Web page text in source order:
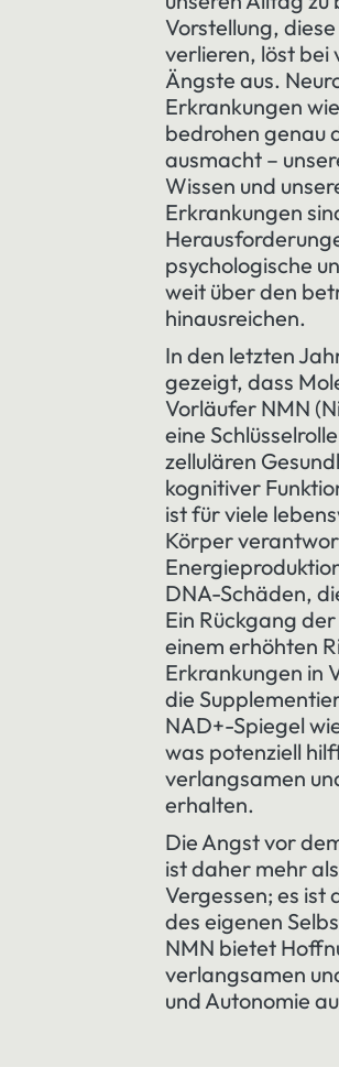
Vorstellung,
verlieren, löst bei
Ängste aus.
Erkrankungen
bedrohen genau
ausmacht –
Wissen und
Erkrankungen
psychologische
weit über den
hinausreichen.
In den letzten
gezeigt, dass
Vorläufer NMN
eine
zellulären
kognitiver
ist für viele
Körper
DNA-Schäden,
Ein Rückgang
einem erhöhten
Erkrankungen in
die
NAD+-Spiegel
was potenziell
verlangsamen
erhalten.
Die Angst vor
ist daher mehr
Vergessen; es ist
des eigenen
NMN bietet
verlangsamen
und Autonomie